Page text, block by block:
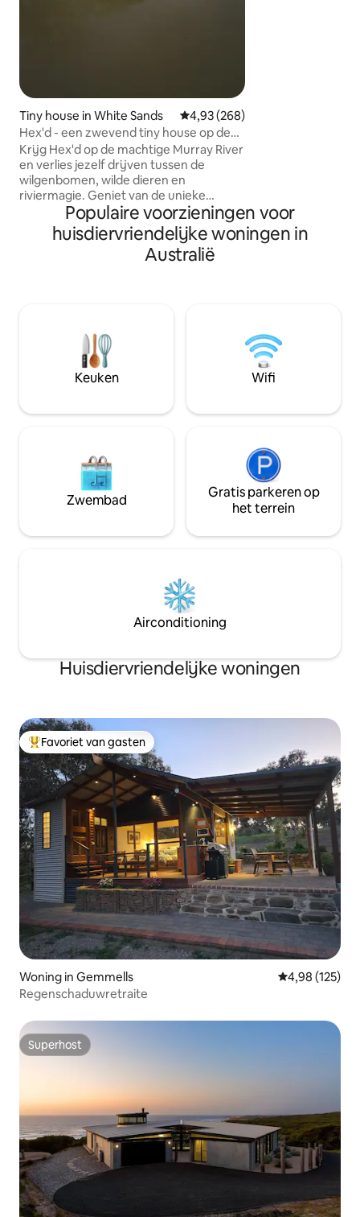
Tiny house in White Sands Gemiddelde beoordeling van
4,93 (268)
Hex'd - een zwevend tiny house op de
Murray River!
Krijg Hex'd op de machtige Murray River
en verlies jezelf drijven tussen de
wilgenbomen, wilde dieren en
riviermagie. Geniet van de unieke
omgeving van deze romantische plek in
de natuur - breng jezelf in slaap of laat je
creativiteit stromen naar nieuwe
stromen terwijl je de rivier voorbij ziet
stromen. Sluit de gordijnen om je terug
te trekken in je eigen kleine stukje
afzondering.
Populaire voorzieningen voor
huisdiervriendelijke woningen in
Australië
Keuken Wifi
Zwembad
Gratis parkeren op
het terrein
Airconditioning
Huisdiervriendelijke woningen
Topfavoriet van gasten
Favoriet van gasten
Woning in Gemmells Gemiddelde
4,98 (125)
Regenschaduwretraite
Superhost
Superhost